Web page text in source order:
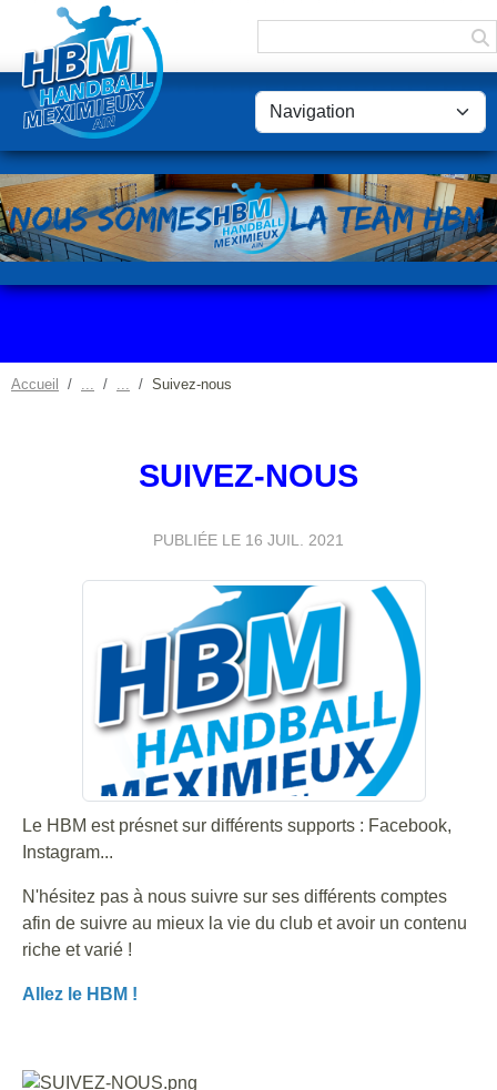
Accueil Suivez-nous
SUIVEZ-NOUS
PUBLIÉE LE 16 JUIL. 2021
Le HBM est présnet sur différents supports : Facebook,
Instagram...
N'hésitez pas à nous suivre sur ses différents comptes
afin de suivre au mieux la vie du club et avoir un contenu
riche et varié !
Allez le HBM !
Panneau de gestion des cookies